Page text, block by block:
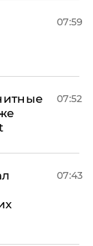
07:59
07:52
07:43